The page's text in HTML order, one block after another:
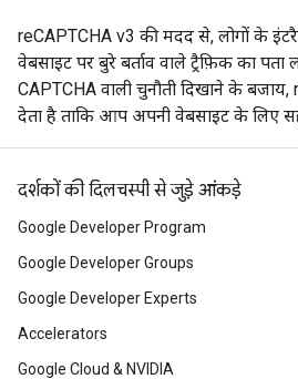
reCAPTCHA v3 की मदद से, लोगों के
वेबसाइट पर बुरे बर्ताव वाले ट्रैफ़िक का पता
CAPTCHA वाली चुनौती दिखाने के
देता है ताकि आप अपनी वेबसाइट के लिए
दर्शकों की दिलचस्पी से जुड़े आंकड़े
Google Developer Program
Google Developer Groups
Google Developer Experts
Accelerators
Google Cloud & NVIDIA